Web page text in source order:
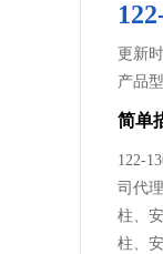
更新
产品
简单
122-
司代
柱、
柱、